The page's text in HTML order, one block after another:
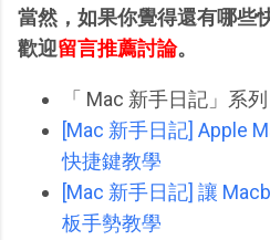
當然，如果你覺得還有哪些
歡迎留言推薦討論。
「 Mac 新手日記」系列
[Mac 新手日記] Apple
快捷鍵教學
[Mac 新手日記] 讓
板手勢教學